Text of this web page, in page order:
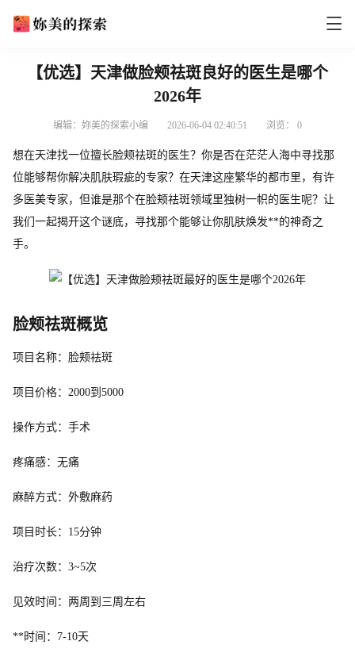
【优选】天津做脸颊祛斑良好的医生是哪个
2026年
编辑：妳美的探索小编 2026-06-04 02:40:51 浏览： 0
想在天津找一位擅长脸颊祛斑的医生？你是否在茫茫人海中寻找那
位能够帮你解决肌肤瑕疵的专家？在天津这座繁华的都市里，有许
多医美专家，但谁是那个在脸颊祛斑领域里独树一帜的医生呢？让
我们一起揭开这个谜底，寻找那个能够让你肌肤焕发**的神奇之
手。
脸颊祛斑概览
项目名称：脸颊祛斑
项目价格：2000到5000
操作方式：手术
疼痛感：无痛
麻醉方式：外敷麻药
项目时长：15分钟
治疗次数：3~5次
见效时间：两周到三周左右
**时间：7-10天